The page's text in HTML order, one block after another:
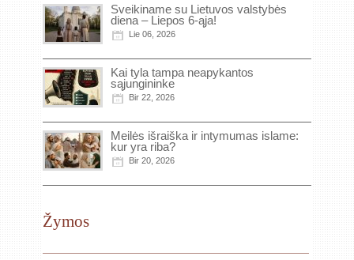
Sveikiname su Lietuvos valstybės
diena – Liepos 6-ąja!
Lie 06, 2026
Kai tyla tampa neapykantos
sąjungininke
Bir 22, 2026
Meilės išraiška ir intymumas islame:
kur yra riba?
Bir 20, 2026
Žymos